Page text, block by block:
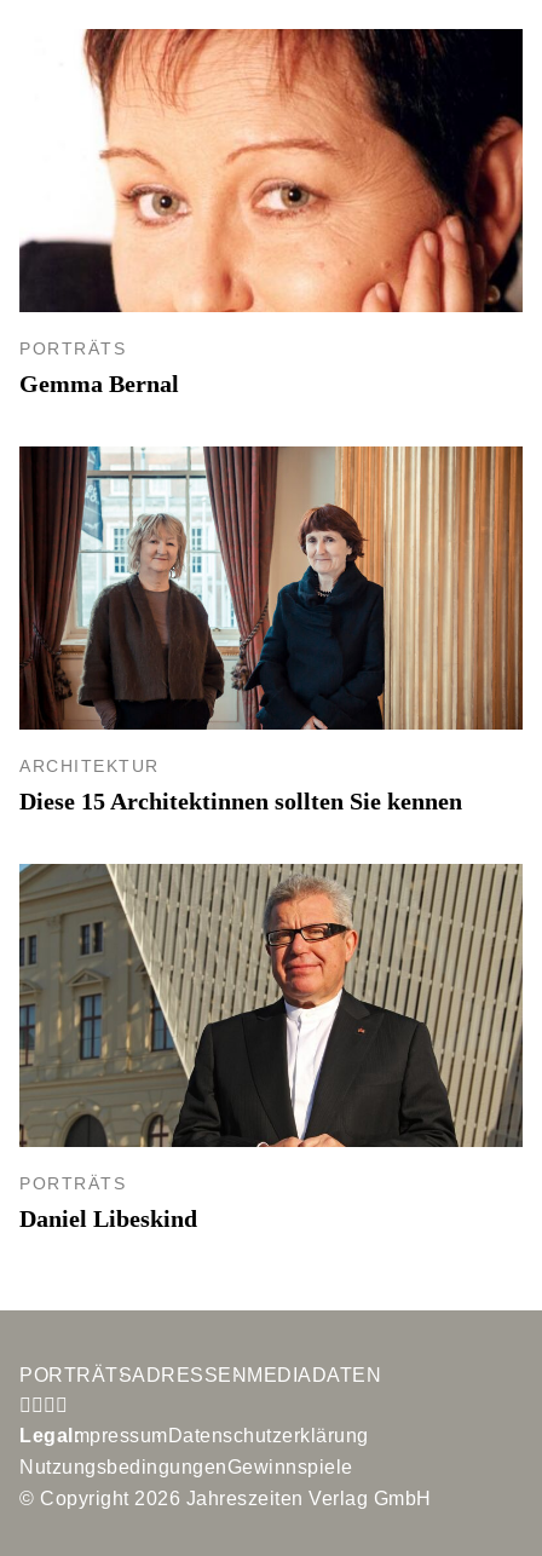
PORTRÄTS
Gemma Bernal
ARCHITEKTUR
Diese 15 Architektinnen sollten Sie kennen
PORTRÄTS
Daniel Libeskind
PORTRÄTSADRESSEN MEDIADATEN
Legal:Impressum Datenschutzerklärung
NutzungsbedingungenGewinnspiele
© Copyright 2026 Jahreszeiten Verlag GmbH